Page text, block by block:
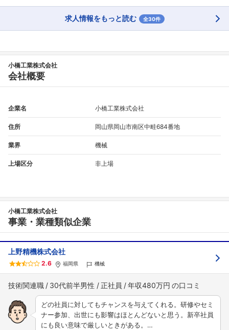
求人情報をもっと読む 全30件
小橋工業株式会社
会社概要
企業名 小橋工業株式会社
住所 岡山県岡山市南区中畦684番地
業界 機械
上場区分 非上場
小橋工業株式会社
事業・業種類似企業
上野精機株式会社
2.6 福岡県 機械
技術関連職 30代前半男性 正社員 年収480万円
どの社員に対してもチャンスを与えてくれる。研修やセミ
ナー参加、出世にも影響はほとんどないと思う。新卒社員
にも良い意味で厳しいときがある。…